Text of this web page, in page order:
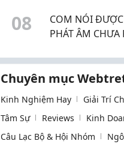
08
COM NÓI
PHÁT ÂM CHƯA
Chuyên mục
Kinh Nghiệm Hay Giải Trí
Tâm Sự
Reviews Kinh
Câu Lạc Bộ & Hội Nhóm